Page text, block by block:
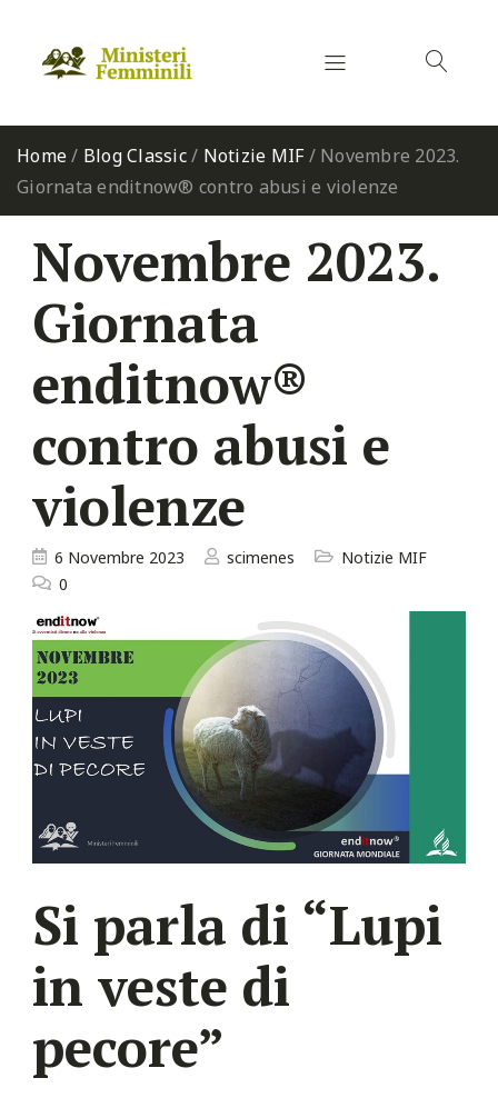
Home/ Blog Classic/ Notizie MIF / Novembre 2023.
Giornata enditnow® contro abusi e violenze
Novembre 2023.
Giornata
enditnow®
contro abusi e
violenze
6 Novembre 2023 scimenes
Notizie MIF
0
Si parla di “Lupi
in veste di
pecore”